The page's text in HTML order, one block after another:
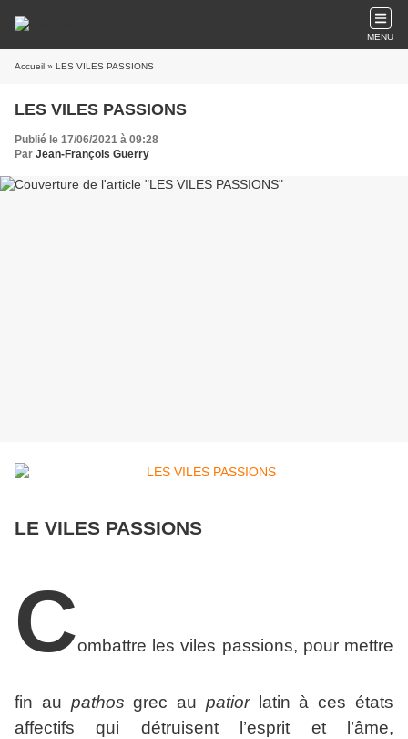
MENU
Accueil » LES VILES PASSIONS
LES VILES PASSIONS
Publié le 17/06/2021 à 09:28
Par Jean-François Guerry
LE VILES PASSIONS
Combattre les viles passions, pour mettre
fin au pathosgrec au patior
latin à ces états
affectifs qui détruisent l’esprit et l’âme,